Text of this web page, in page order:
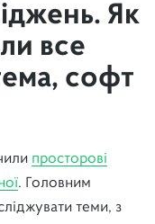
Як
все
софт
просторові
. Головним
теми, з